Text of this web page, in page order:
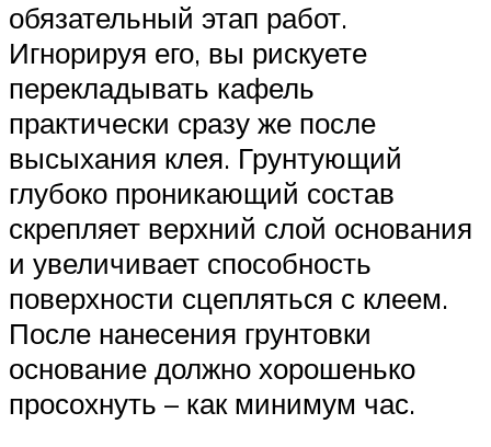
обязательный этап работ.
Игнорируя его, вы рискуете
перекладывать кафель
практически сразу же после
высыхания клея. Грунтующий
глубоко проникающий состав
скрепляет верхний слой основания
и увеличивает способность
поверхности сцепляться с клеем.
После нанесения грунтовки
основание должно хорошенько
просохнуть – как минимум час.